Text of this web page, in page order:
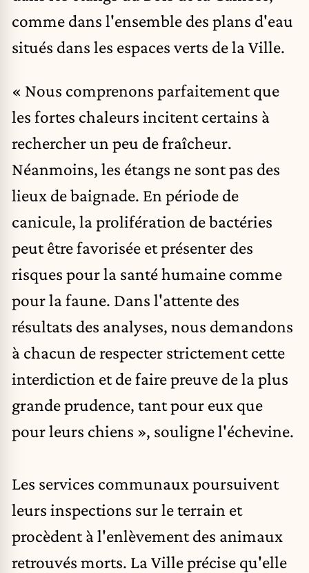
comme dans l'ensemble des plans d'eau
situés dans les espaces verts de la Ville.
« Nous comprenons parfaitement que
les fortes chaleurs incitent certains à
rechercher un peu de fraîcheur.
Néanmoins, les étangs ne sont pas des
lieux de baignade. En période de
canicule, la prolifération de bactéries
peut être favorisée et présenter des
risques pour la santé humaine comme
pour la faune. Dans l'attente des
résultats des analyses, nous demandons
à chacun de respecter strictement cette
interdiction et de faire preuve de la plus
grande prudence, tant pour eux que
pour leurs chiens », souligne l'échevine.
Les services communaux poursuivent
leurs inspections sur le terrain et
procèdent à l'enlèvement des animaux
retrouvés morts. La Ville précise qu'elle